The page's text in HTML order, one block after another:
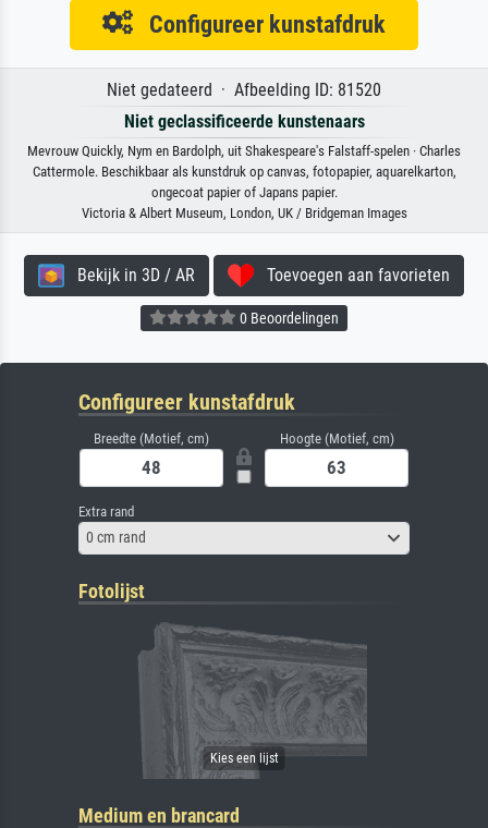
Configureer kunstafdruk
Niet gedateerd · Afbeelding ID: 81520
Niet geclassificeerde kunstenaars
Mevrouw Quickly, Nym en Bardolph, uit Shakespeare's Falstaff-spelen · Charles
Cattermole. Beschikbaar als kunstdruk op canvas, fotopapier, aquarelkarton,
ongecoat papier of Japans papier.
Victoria & Albert Museum, London, UK / Bridgeman Images
Bekijk in 3D / AR Toevoegen aan favorieten
0 Beoordelingen
Configureer kunstafdruk
Breedte (Motief, cm) Hoogte (Motief, cm)
Extra rand
0 cm rand
Fotolijst
Medium en brancard